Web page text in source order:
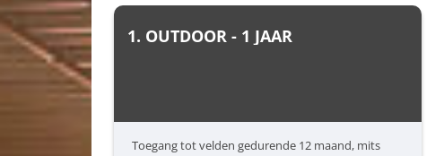
1. OUTDOOR - 1 JAAR
Toegang tot velden gedurende 12 maand, mits